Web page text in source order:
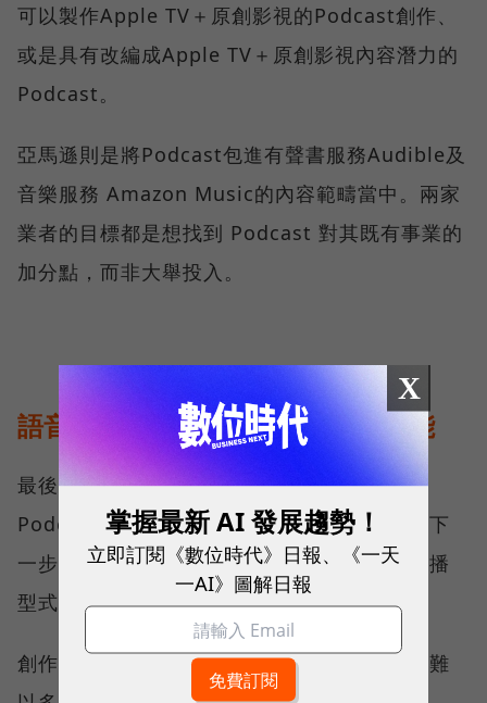
可以製作Apple TV＋原創影視的Podcast創作、
或是具有改編成Apple TV＋原創影視內容潛力的
Podcast。
亞馬遜則是將Podcast包進有聲書服務Audible及
音樂服務 Amazon Music的內容範疇當中。兩家
業者的目標都是想找到 Podcast 對其既有事業的
加分點，而非大舉投入。
語音文字同步化，激發創作全新動能
最後，除了產業競爭升溫，其他業者也想從
Podcast身上找到綜效，基於這兩點，我認為下
一步值得密切關注的是，Podcast在創作與傳播
型式上的進化。
創作上，傳統Podcast剪輯方式不僅費時，還難
X
掌握最新 AI 發展趨勢！
立即訂閱《數位時代》日報、《一天
一AI》圖解日報